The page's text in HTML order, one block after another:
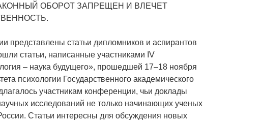
ОБОРОТ ЗАПРЕЩЕН И ВЛЕЧЕТ
представлены статьи дипломников и аспирантов
статьи, написанные участниками IV
– наука будущего», прошедшей 17–18 ноября
психологии Государственного академического
участникам конференции, чьи доклады
исследований не только начинающих ученых
Статьи интересны для обсуждения новых